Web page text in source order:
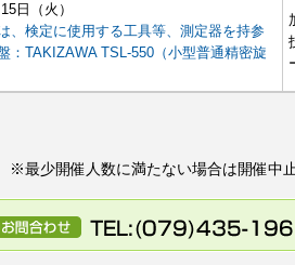
日（火）
、検定に使用する工具等、測定器を持参
：TAKIZAWA TSL-550（小型普通精密旋
※最少開催人数に満たない場合は開催中